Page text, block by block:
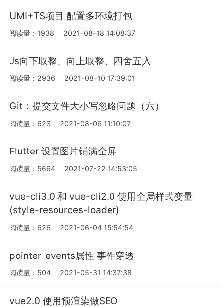
UMI+TS项目 配置多环境打包
阅读量：1938 2021-08-18 14:08:37
Js向下取整、向上取整、四舍五入
阅读量：2936 2021-08-10 17:39:01
Git：提交文件大小写忽略问题（六）
阅读量：623 2021-08-06 11:10:07
Flutter 设置图片铺满全屏
阅读量：5664 2021-07-22 14:53:05
vue-cli3.0 和 vue-cli2.0 使用全局样式变量
(style-resources-loader)
阅读量：626 2021-06-04 15:54:54
pointer-events属性 事件穿透
阅读量：504 2021-05-31 14:37:38
vue2.0 使用预渲染做SEO